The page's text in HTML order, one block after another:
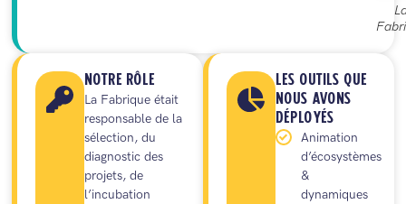
NOTRE RÔLE
La Fabrique était
responsable de la
sélection, du
diagnostic des
projets, de
l’incubation
LES OUTILS QUE
NOUS AVONS
DÉPLOYÉS
Animation
d’écosystèmes
&
dynamiques